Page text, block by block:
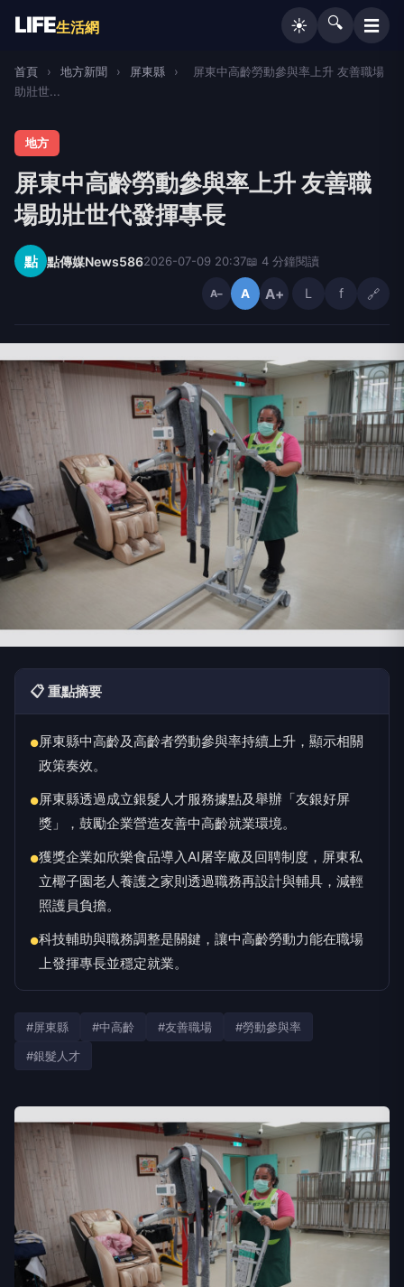
LIFE生活網 ☀️ 🔍 ☰
首頁 › 地方新聞 › 屏東縣 ›
屏東中高齡勞動參與率上升 友善職場
助壯世...
地方
屏東中高齡勞動參與率上升 友善職
場助壯世代發揮專長
點 點傳媒News5862026-07-09 20:37📖 4 分鐘閱讀
A− A A+ L f 🔗
📋 重點摘要
●屏東縣中高齡及高齡者勞動參與率持續上升，顯示相關
政策奏效。
●屏東縣透過成立銀髮人才服務據點及舉辦「友銀好屏
獎」，鼓勵企業營造友善中高齡就業環境。
●獲獎企業如欣樂食品導入AI屠宰廠及回聘制度，屏東私
立椰子園老人養護之家則透過職務再設計與輔具，減輕
照護員負擔。
●科技輔助與職務調整是關鍵，讓中高齡勞動力能在職場
上發揮專長並穩定就業。
#屏東縣 #中高齡 #友善職場
#勞動參與率
#銀髮人才